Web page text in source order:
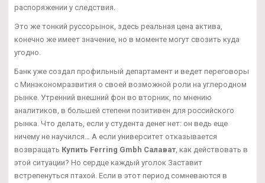
распоряжении у следствия.
Это же тонкий руссорынок, здесь реальная цена актива,
конечно же имеет значение, но в моменте могут свозить куда
угодно.
Банк уже создал профильный департамент и ведет переговоры
с Минэкономразвития о своей возможной роли на углеродном
рынке. Утренний внешний фон во вторник, по мнению
аналитиков, в большей степени позитивен для российского
рынка. Что делать, если у студента денег нет: он ведь еще
ничему не научился… А если университет отказывается
возвращать Купить Ferring Gmbh Салават, как действовать в
этой ситуации? Но сердце каждый уголок Заставит
встрепенуться птахой. Если в этот период сомневаются в